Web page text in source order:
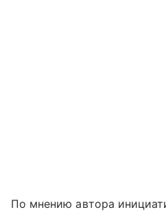
По мнению автора